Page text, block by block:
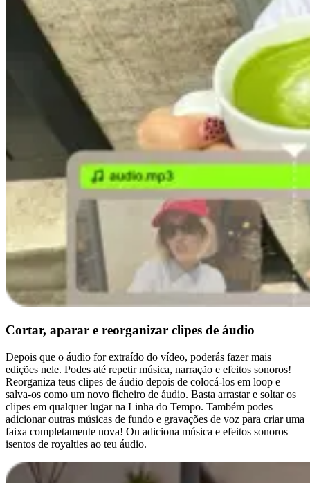
Cortar, aparar e reorganizar clipes de áudio
Depois que o áudio for extraído do vídeo, poderás fazer mais
edições nele. Podes até repetir música, narração e efeitos sonoros!
Reorganiza teus clipes de áudio depois de colocá-los em loop e
salva-os como um novo ficheiro de áudio. Basta arrastar e soltar os
clipes em qualquer lugar na Linha do Tempo. Também podes
adicionar outras músicas de fundo e gravações de voz para criar uma
faixa completamente nova! Ou adiciona música e efeitos sonoros
isentos de royalties ao teu áudio.